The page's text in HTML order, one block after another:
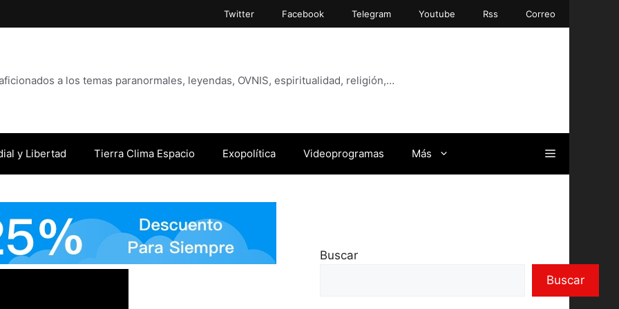
Twitter Facebook Telegram Youtube Rss Correo
a los temas paranormales, leyendas, OVNIS, espiritualidad, religión,…
y Libertad Tierra Clima Espacio Exopolítica Videoprogramas Más
Buscar
Buscar